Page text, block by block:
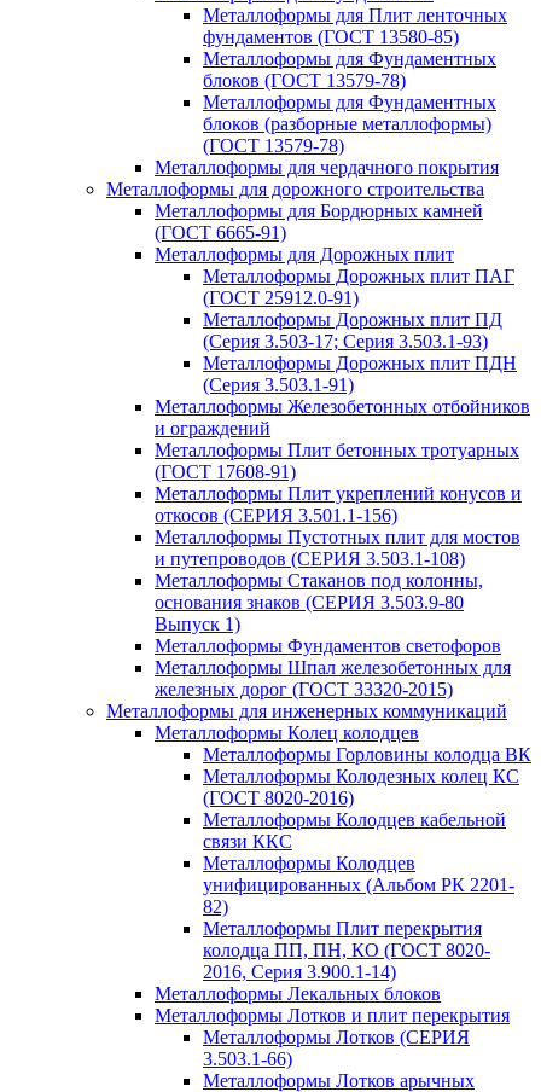
Металлоформы для Плит ленточных
фундаментов (ГОСТ 13580-85)
Металлоформы для Фундаментных
блоков (ГОСТ 13579-78)
Металлоформы для Фундаментных
блоков (разборные металлоформы)
(ГОСТ 13579-78)
Металлоформы для чердачного покрытия
Металлоформы для дорожного строительства
Металлоформы для Бордюрных камней
(ГОСТ 6665-91)
Металлоформы для Дорожных плит
Металлоформы Дорожных плит ПАГ
(ГОСТ 25912.0-91)
Металлоформы Дорожных плит ПД
(Серия 3.503-17; Серия 3.503.1-93)
Металлоформы Дорожных плит ПДН
(Серия 3.503.1-91)
Металлоформы Железобетонных отбойников
и ограждений
Металлоформы Плит бетонных тротуарных
(ГОСТ 17608-91)
Металлоформы Плит укреплений конусов и
откосов (СЕРИЯ 3.501.1-156)
Металлоформы Пустотных плит для мостов
и путепроводов (СЕРИЯ 3.503.1-108)
Металлоформы Стаканов под колонны,
основания знаков (СЕРИЯ 3.503.9-80
Выпуск 1)
Металлоформы Фундаментов светофоров
Металлоформы Шпал железобетонных для
железных дорог (ГОСТ 33320-2015)
Металлоформы для инженерных коммуникаций
Металлоформы Колец колодцев
Металлоформы Горловины колодца ВК
Металлоформы Колодезных колец КС
(ГОСТ 8020-2016)
Металлоформы Колодцев кабельной
связи ККС
Металлоформы Колодцев
унифицированных (Альбом РК 2201-
82)
Металлоформы Плит перекрытия
колодца ПП, ПН, КО (ГОСТ 8020-
2016, Серия 3.900.1-14)
Металлоформы Лекальных блоков
Металлоформы Лотков и плит перекрытия
Металлоформы Лотков (СЕРИЯ
3.503.1-66)
Металлоформы Лотков арычных